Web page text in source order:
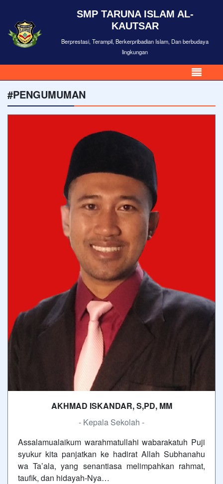
SMP TARUNA ISLAM AL-
KAUTSAR
Berprestasi, Terampil, Berkerpribadian Islam, Dan berbudaya
lingkungan
#PENGUMUMAN
AKHMAD ISKANDAR, S,PD, MM
- Kepala Sekolah -
Assalamualaikum warahmatullahi wabarakatuh Puji
syukur kita panjatkan ke hadirat Allah Subhanahu
wa Ta’ala, yang senantiasa melimpahkan rahmat,
taufik, dan hidayah-Nya…